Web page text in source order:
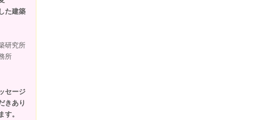
た建築
研究所
所
セージ
きあり
。